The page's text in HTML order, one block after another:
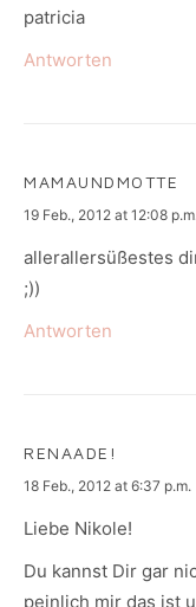
patricia
Antworten
MAMAUNDMOTTE
says:
19 Feb., 2012 at 12:08 p.m.
allerallersüßestes
;))
Antworten
RENAADE!
says:
18 Feb., 2012 at 6:37 p.m.
Liebe Nikole!
Du kannst Dir gar
peinlich mir das ist